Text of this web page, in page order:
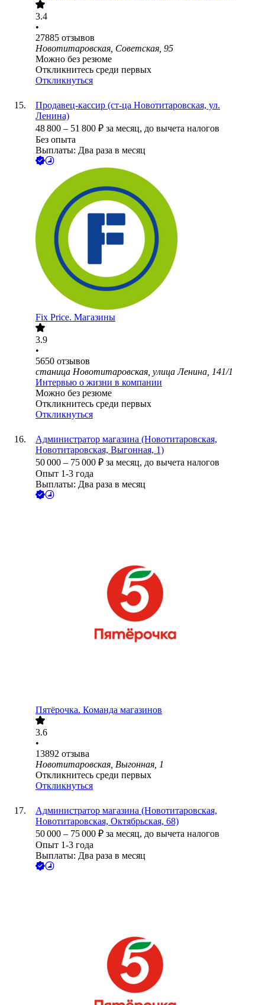
3.4
•
27885 отзывов
Новотитаровская, Советская, 95
Можно без резюме
Откликнитесь среди первых
Откликнуться
Продавец-кассир (ст-ца Новотитаровская, ул.
Ленина)
48 800 – 51 800 ₽ за месяц, до вычета налогов
Без опыта
Выплаты: Два раза в месяц
Fix Price. Магазины
3.9
•
5650 отзывов
станица Новотитаровская, улица Ленина, 141/1
Интервью о жизни в компании
Можно без резюме
Откликнитесь среди первых
Откликнуться
Администратор магазина (Новотитаровская,
Новотитаровская, Выгонная, 1)
50 000 – 75 000 ₽ за месяц, до вычета налогов
Опыт 1-3 года
Выплаты: Два раза в месяц
Пятёрочка. Команда магазинов
3.6
•
13892 отзыва
Новотитаровская, Выгонная, 1
Откликнитесь среди первых
Откликнуться
Администратор магазина (Новотитаровская,
Новотитаровская, Октябрьская, 68)
50 000 – 75 000 ₽ за месяц, до вычета налогов
Опыт 1-3 года
Выплаты: Два раза в месяц